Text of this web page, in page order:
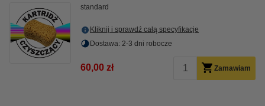
standard
Kliknij i sprawdź całą specyfikacje
Dostawa: 2-3 dni robocze
60,00 zł Zamawiam